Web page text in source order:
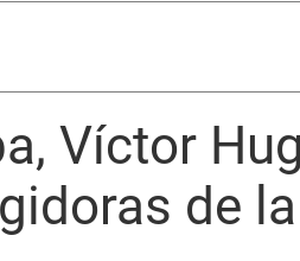
Víctor
de